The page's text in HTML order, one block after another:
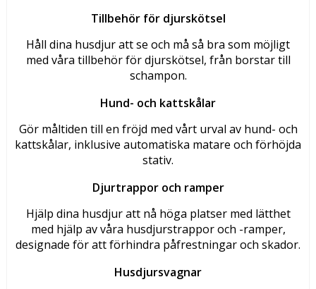
Tillbehör för djurskötsel
Håll dina husdjur att se och må så bra som möjligt
med våra tillbehör för djurskötsel, från borstar till
schampon.
Hund- och kattskålar
Gör måltiden till en fröjd med vårt urval av hund- och
kattskålar, inklusive automatiska matare och förhöjda
stativ.
Djurtrappor och ramper
Hjälp dina husdjur att nå höga platser med lätthet
med hjälp av våra husdjurstrappor och -ramper,
designade för att förhindra påfrestningar och skador.
Husdjursvagnar